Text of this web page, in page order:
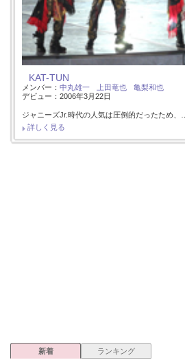
KAT-TUN
メンバー： 中丸雄一 上田竜也
亀梨和也
デビュー：2006年3月22日
ジャニーズJr.時代の人気は圧倒的だったため、…
詳しく見る
新着 ランキング